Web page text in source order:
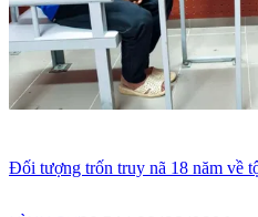
Đối tượng trốn truy nã 18 năm về